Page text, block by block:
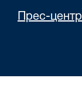
Прес-центр